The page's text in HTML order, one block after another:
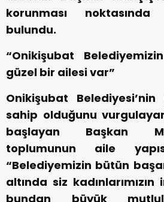
korunması
bulundu.
“Onikişubat
güzel bir ailesi var”
Onikişubat
sahip olduğunu
başlayan Başkan
toplumunun aile
“Belediyemizin bütün
altında siz
bundan büyük